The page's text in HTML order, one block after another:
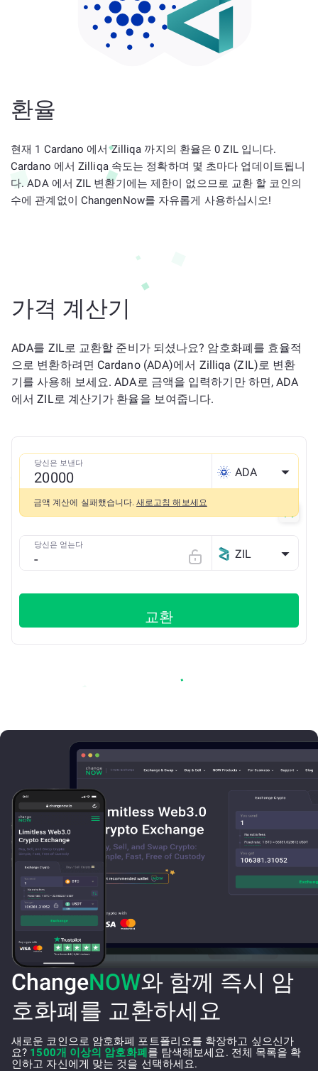
환율
현재 1 Cardano 에서 Zilliqa 까지의 환율은 0 ZIL 입니다.
Cardano 에서 Zilliqa 속도는 정확하며 몇 초마다 업데이트됩니
다. ADA 에서 ZIL 변환기에는 제한이 없으므로 교환 할 코인의
수에 관계없이 ChangenNow를 자유롭게 사용하십시오!
가격 계산기
ADA를 ZIL로 교환할 준비가 되셨나요? 암호화폐를 효율적
으로 변환하려면 Cardano (ADA)에서 Zilliqa (ZIL)로 변환
기를 사용해 보세요. ADA로 금액을 입력하기만 하면, ADA
에서 ZIL로 계산기가 환율을 보여줍니다.
당신은 보낸다
ADA
금액 계산에 실패했습니다.새로고침 해보세요
당신은 얻는다
ZIL
교환
ChangeNOW와 함께 즉시 암
호화폐를 교환하세요
새로운 코인으로 암호화폐 포트폴리오를 확장하고 싶으신가
요? 1500개 이상의 암호화폐 를 탐색해보세요. 전체 목록을 확
인하고 자신에게 맞는 것을 선택하세요.